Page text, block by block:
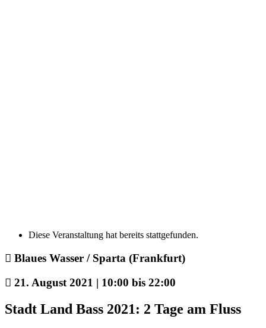
Diese Veranstaltung hat bereits stattgefunden.
Blaues Wasser / Sparta (Frankfurt)
21. August 2021 | 10:00 bis 22:00
Stadt Land Bass 2021: 2 Tage am Fluss